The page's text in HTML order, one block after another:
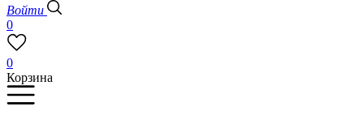
Войти
0
0
Корзина